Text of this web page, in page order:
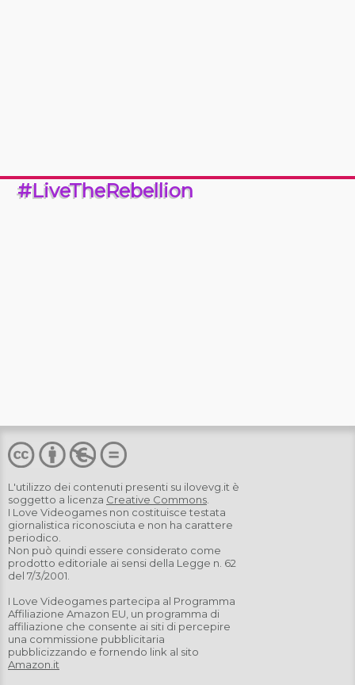
#LiveTheRebellion
L'utilizzo dei contenuti presenti su ilovevg.it è
soggetto a licenza Creative Commons.
I Love Videogames non costituisce testata
giornalistica riconosciuta e non ha carattere
periodico.
Non può quindi essere considerato come
prodotto editoriale ai sensi della Legge n. 62
del 7/3/2001.
I Love Videogames partecipa al Programma
Affiliazione Amazon EU, un programma di
affiliazione che consente ai siti di percepire
una commissione pubblicitaria
pubblicizzando e fornendo link al sito
Amazon.it